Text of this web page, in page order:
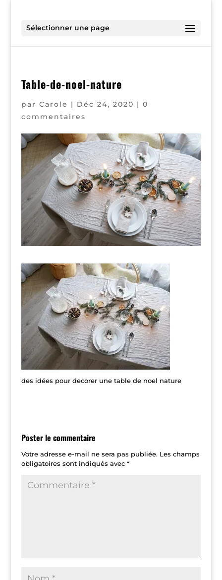
Sélectionner une page
Table-de-noel-nature
par Carole | Déc 24, 2020 | 0
commentaires
des idées pour decorer une table de noel nature
Poster le commentaire
Votre adresse e-mail ne sera pas publiée. Les champs
obligatoires sont indiqués avec *